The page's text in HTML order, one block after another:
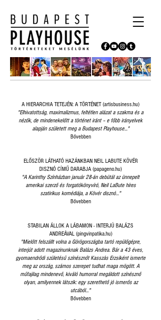
A HIERARCHIA TETEJÉN: A TÖRTÉNET (artisbusiness.hu)
"Elhivatottság, maximalizmus, feltétlen alázat a szakma és a
nézők, de mindenekelőtt a történet iránt – e főbb irányelvek
alapján született meg a Budapest Playhouse..."
Bővebben
ELŐSZÖR LÁTHATÓ HAZÁNKBAN NEIL LABUTE KÖVÉR
DISZNÓ CÍMŰ DARABJA (papageno.hu)
"A Karinthy Színházbanjanuár 28-án debütálaz ünnepelt
amerikai szerző és forgatókönyvíró, Neil LaBute híres
szatirikus komédiája, a Kövér disznó..."
Bővebben
STABILAN ÁLLOK A LÁBAMON - INTERJÚ BALÁZS
ANDREÁVAL (pingvinpatika.hu)
"Mielőtt felszállt volna a Görögországba tartó repülőgépre,
interjút adott magazinunknak Balázs Andrea. Bár a 43 éves,
gyomaendrődi születésű színésznőt Kasszás Erzsiként ismerte
meg az ország, számos szerepet tudhat maga mögött. A
műfajilag mindenevő, kiváló humorral megáldott színésznő
olyan, amilyennek látszik: egy szerethető jó ismerős az
utcából..."
Bővebben